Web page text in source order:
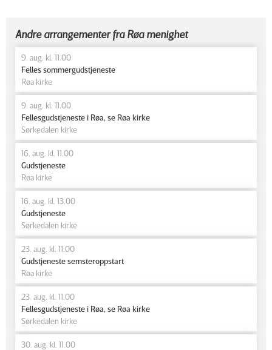
Andre arrangementer fra Røa menighet
9. aug. kl. 11.00
Felles sommergudstjeneste
Røa kirke
9. aug. kl. 11.00
Fellesgudstjeneste i Røa, se Røa kirke
Sørkedalen kirke
16. aug. kl. 11.00
Gudstjeneste
Røa kirke
16. aug. kl. 13.00
Gudstjeneste
Sørkedalen kirke
23. aug. kl. 11.00
Gudstjeneste semsteroppstart
Røa kirke
23. aug. kl. 11.00
Fellesgudstjeneste i Røa, se Røa kirke
Sørkedalen kirke
30. aug. kl. 11.00